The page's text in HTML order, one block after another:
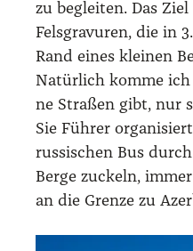
zu beglei­ten. Das
Fels­gra­vu­ren, die in
Rand eines klei­nen
Natür­lich kom­me
ne Stra­ßen gibt, nur
Sie Füh­rer
rus­si­schen Bus
Ber­ge zuckeln,
an die Gren­ze zu